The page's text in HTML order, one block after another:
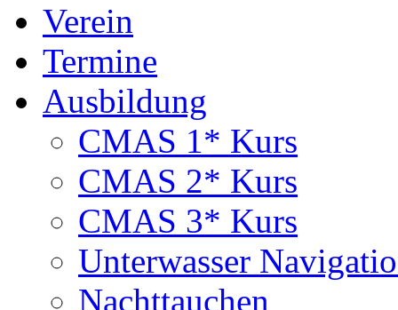
Verein
Termine
Ausbildung
CMAS 1* Kurs
CMAS 2* Kurs
CMAS 3* Kurs
Unterwasser
Nachttauchen